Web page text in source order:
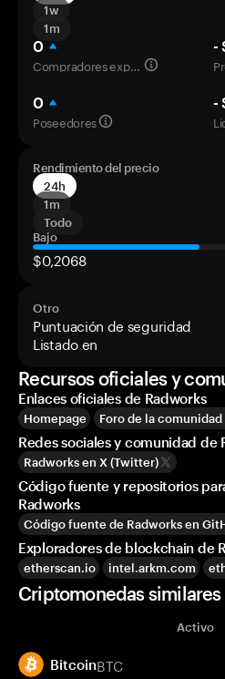
1w
1m
0
Compradores experimentados
-
0
Poseedores
-
Rendimiento del precio
24h
1m
Todo
Bajo
$0,2068
Otro
Puntuación de seguridad
Listado en
Recursos oficiales y
Enlaces oficiales de Radworks
Homepage Foro de la
Redes sociales y comunidad de
Radworks en X (Twitter)
Código fuente y repositorios
Radworks
Código fuente de Radworks en
Exploradores de blockchain de
etherscan.io intel.arkm.com
Criptomonedas similares
Activo
BitcoinBTC